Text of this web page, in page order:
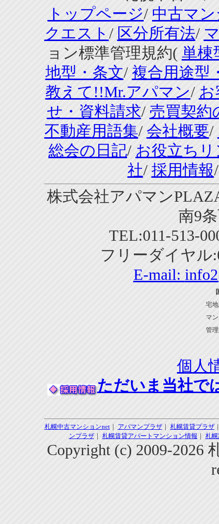
トップページ/ 中古マ
クエスト / 区分所有法/
ョン標準管理規約( 単棟
地型・条文/ 複合用途型
教えて!!Mr.アパマン/ お
せ・資料請求/ 売買契約
不動産用語集/ 会社概要/
総会の日記/ お役立ち
社/ 採用情報
株式会社アパマン
南9
TEL:011-513-
フリーダイヤル
E-mail:
宅
マ
管
個人
ただいま当社で
札幌中古マンションnet｜ アパマンプラザ｜ 札幌賃貸プラザ
ンプラザ｜ 札幌賃貸アパートマンション情報 ｜ 札
Copyright (c) 2009-2026